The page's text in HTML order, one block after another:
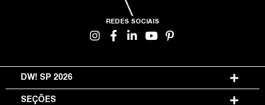
REDES SOCIAIS
DW! SP 2026
SEÇÕES